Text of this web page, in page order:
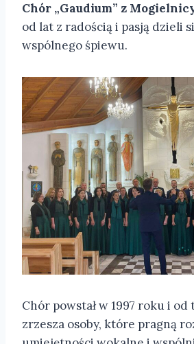
Chór „Gaudium” z
od lat z radością i pasją dzieli
wspólnego śpiewu.
Chór powstał w 1997 roku i od
zrzesza osoby, które pragną